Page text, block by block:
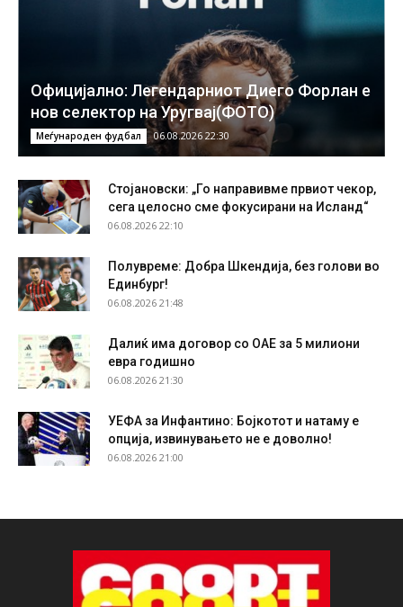
Официјално: Легендарниот Диего Форлан е
нов селектор на Уругвај(ФОТО)
Меѓународен фудбал 06.08.2026 22:30
Стојановски: „Го направивме првиот чекор,
сега целосно сме фокусирани на Исланд“
06.08.2026 22:10
Полувреме: Добра Шкендија, без голови во
Единбург!
06.08.2026 21:48
Далиќ има договор со ОАЕ за 5 милиони
евра годишно
06.08.2026 21:30
УЕФА за Инфантино: Бојкотот и натаму е
опција, извинувањето не е доволно!
06.08.2026 21:00